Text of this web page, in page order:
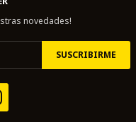
novedades!
SUSCRIBIRME